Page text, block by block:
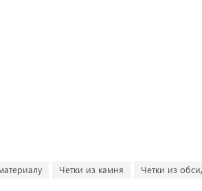
Четки из камня Четки из